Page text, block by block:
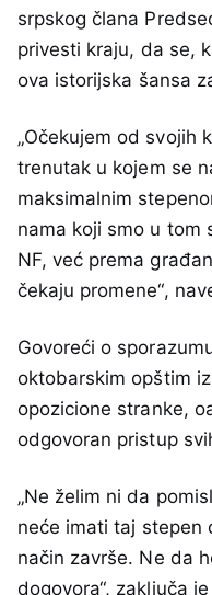
srpskog člana
privesti kraju, da se,
ova istorijska šansa
„Očekujem od svojih
trenutak u kojem se
maksimalnim
nama koji smo u tom
NF, već prema
čekaju promene“,
Govoreći o
oktobarskim opštim
opozicione stranke,
odgovoran pristup
„Ne želim ni da
neće imati taj stepen
način završe. Ne da
dogovora“, zaključa